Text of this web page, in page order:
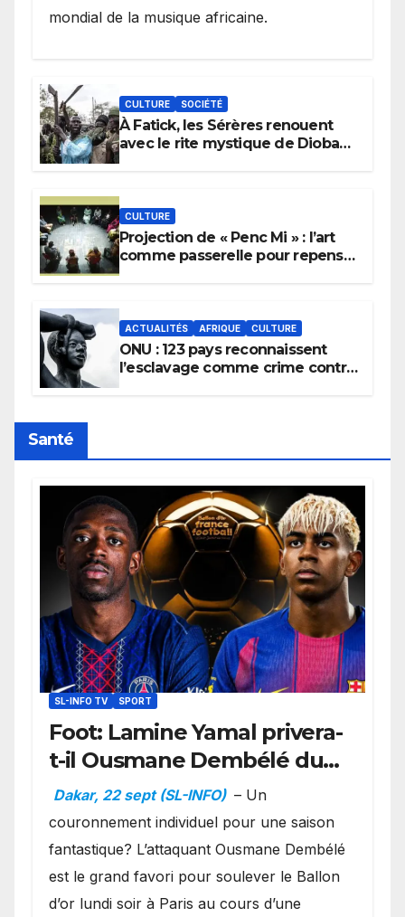
mondial de la musique africaine.
CULTURE SOCIÉTÉ
À Fatick, les Sérères renouent
avec le rite mystique de Diobaye
CULTURE
Projection de « Penc Mi » : l’art
comme passerelle pour repenser
ACTUALITÉS AFRIQUE CULTURE
ONU : 123 pays reconnaissent
l’esclavage comme crime contre
Santé
SL-INFO TV SPORT
Foot: Lamine Yamal privera-
t-il Ousmane Dembélé du
Ballon d’or ?
Dakar, 22 sept (SL-INFO) – Un
couronnement individuel pour une saison
fantastique? L’attaquant Ousmane Dembélé
est le grand favori pour soulever le Ballon
d’or lundi soir à Paris au cours d’une